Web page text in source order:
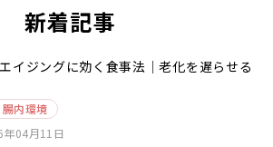
新着記事
イジングに効く食事法｜老化を遅らせる
内環境
年04月11日